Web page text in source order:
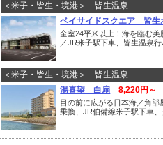
＜米子・皆生・境港＞ 皆生温泉
ベイサイドスクエア 皆生
全室24平米以上！海を臨む
／JR米子駅下車、皆生温泉
＜米子・皆生・境港＞ 皆生温泉
湯喜望 白扇
8,220円～
目の前に広がる日本海／角
乗換、JR伯備線米子駅下車